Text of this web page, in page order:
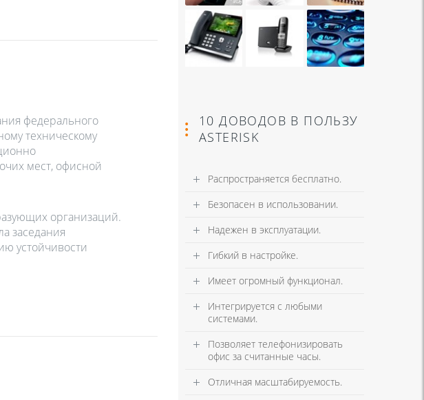
федерального
техническому
мест, офисной
организаций.
заседания
устойчивости
10 ДОВОДОВ В ПОЛЬЗУ
ASTERISK
Распространяется бесплатно.
Безопасен в использовании.
Надежен в эксплуатации.
Гибкий в настройке.
Имеет огромный функционал.
Интегрируется с любыми
системами.
Позволяет телефонизировать
офис за считанные часы.
Отличная масштабируемость.